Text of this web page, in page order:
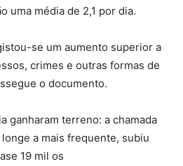
uma média de 2,1 por dia.
se um aumento superior a
crimes e outras formas de
o documento.
ganharam terreno: a chamada
a mais frequente, subiu
19 mil os